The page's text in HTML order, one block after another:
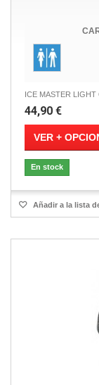
ICE MASTER LIGHT
44,90 €
VER +
En stock
Añadir a la lista